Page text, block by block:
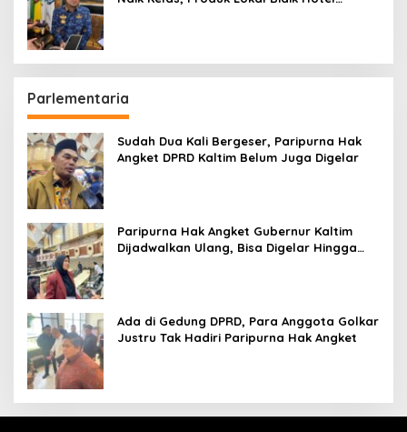
Parlementaria
Sudah Dua Kali Bergeser, Paripurna Hak
Angket DPRD Kaltim Belum Juga Digelar
Paripurna Hak Angket Gubernur Kaltim
Dijadwalkan Ulang, Bisa Digelar Hingga
Ada di Gedung DPRD, Para Anggota Golkar
Justru Tak Hadiri Paripurna Hak Angket